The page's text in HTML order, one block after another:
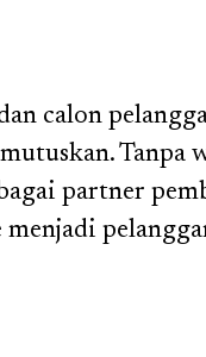
calon
Tanpa
partner